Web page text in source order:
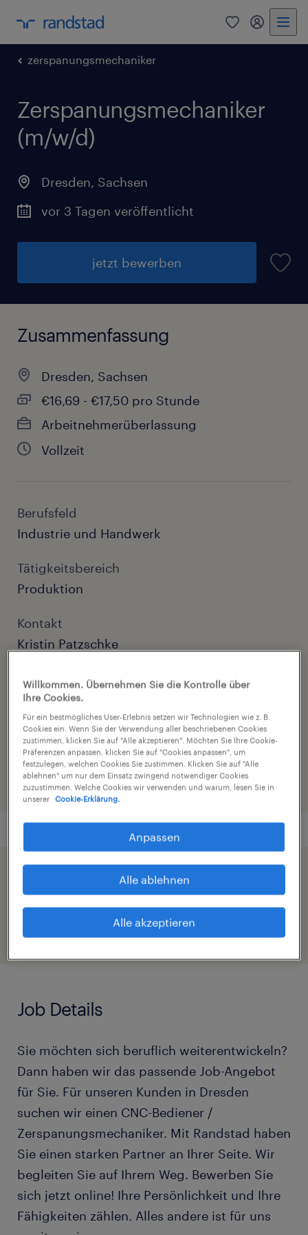
0 Mein
zerspanungsmechaniker
Zerspanungsmechaniker
(m/w/d)
Dresden, Sachsen
vor 3 Tagen veröffentlicht
jetzt bewerben
Zusammenfassung
Dresden, Sachsen
€16,69 - €17,50 pro Stunde
Arbeitnehmerüberlassung
Vollzeit
Berufsfeld
Industrie und Handwerk
Tätigkeitsbereich
Produktion
Kontakt
Kristin Patzschke
Kontakt E-Mail
kristin.patzschke@randstad.de
Referenznummer
C01300276
Beschleunigen Sie die Jobsuche durch die
Freigabe Ihres Profils
Job Details
Sie möchten sich beruflich weiterentwickeln?
Dann haben wir das passende Job-Angebot
für Sie. Für unseren Kunden in Dresden
suchen wir einen CNC-Bediener /
Zerspanungsmechaniker. Mit Randstad haben
Sie einen starken Partner an Ihrer Seite. Wir
begleiten Sie auf Ihrem Weg. Bewerben Sie
sich jetzt online! Ihre Persönlichkeit und Ihre
Fähigkeiten zählen. Alles andere ist für uns
Willkommen. Übernehmen Sie die Kontrolle über
Ihre Cookies.
Für ein bestmögliches User-Erlebnis setzen wir Technologien wie z. B.
Cookies ein. Wenn Sie der Verwendung aller beschriebenen Cookies
zustimmen, klicken Sie auf "Alle akzeptieren". Möchten Sie Ihre Cookie-
Präferenzen anpassen, klicken Sie auf "Cookies anpassen", um
festzulegen, welchen Cookies Sie zustimmen. Klicken Sie auf "Alle
ablehnen" um nur dem Einsatz zwingend notwendiger Cookies
zuzustimmen. Welche Cookies wir verwenden und warum, lesen Sie in
unserer
Cookie-Erklärung.
Anpassen
Alle ablehnen
Alle akzeptieren